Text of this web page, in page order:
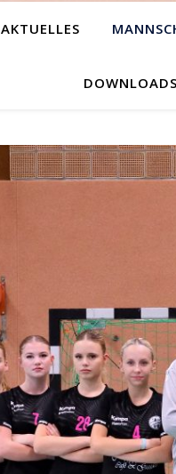
AKTUELLES
DOWNLOADS